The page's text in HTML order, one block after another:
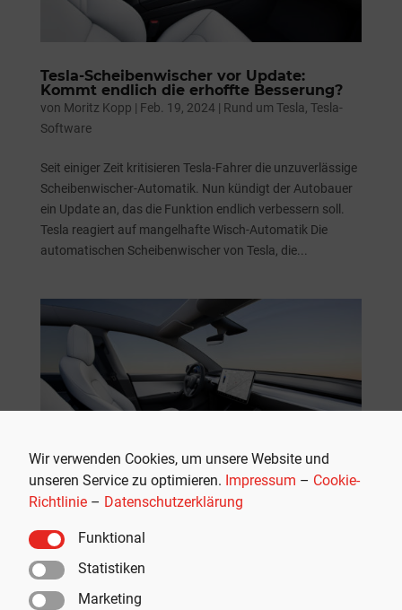
Wir verwenden Cookies, um unsere Website und
unseren Service zu optimieren. Impressum – Cookie-
Richtlinie – Datenschutzerklärung
Funktional
Statistiken
Marketing
Tesla-Scheibenwischer vor Update:
Kommt endlich die erhoffte Besserung?
von Moritz Kopp | Feb. 19, 2024| Rund um Tesla Tesla-
Software
Seit einiger Zeit kritisieren Tesla-Fahrer die unzuverlässige
Scheibenwischer-Automatik. Nun kündigt der Autobauer
ein Update an, das die Funktion endlich verbessern soll.
Tesla reagiert auf mangelhafte Wisch-Automatik Die
automatischen Scheibenwischer von Tesla, die...
Tesla-Software-Update für
Scheibenwischer: Steuerung jetzt per
Scrollrad
von Moritz Kopp
Software